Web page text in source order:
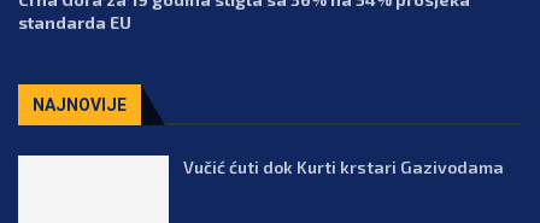
standarda EU
NAJNOVIJE
Vučić ćuti dok Kurti krstari Gazivodama